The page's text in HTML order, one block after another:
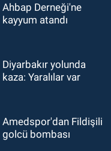
Ahbap Derneği'ne
kayyum atandı
Diyarbakır yolunda
kaza: Yaralılar var
Amedspor'dan Fildişili
golcü bombası